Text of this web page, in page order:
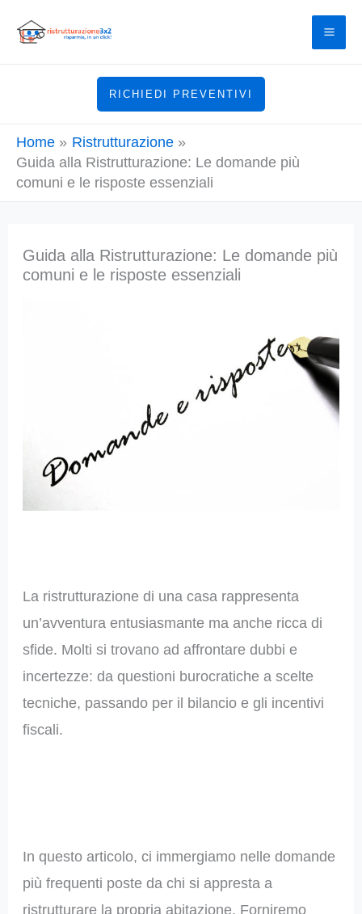
RICHIEDI PREVENTIVI
Home
Ristrutturazione
Guida alla Ristrutturazione: Le domande più
comuni e le risposte essenziali
Guida alla Ristrutturazione: Le domande più
comuni e le risposte essenziali
La ristrutturazione di una casa rappresenta
un’avventura entusiasmante ma anche ricca di
sfide. Molti si trovano ad affrontare dubbi e
incertezze: da questioni burocratiche a scelte
tecniche, passando per il bilancio e gli incentivi
fiscali.
In questo articolo, ci immergiamo nelle domande
più frequenti poste da chi si appresta a
ristrutturare la propria abitazione. Forniremo